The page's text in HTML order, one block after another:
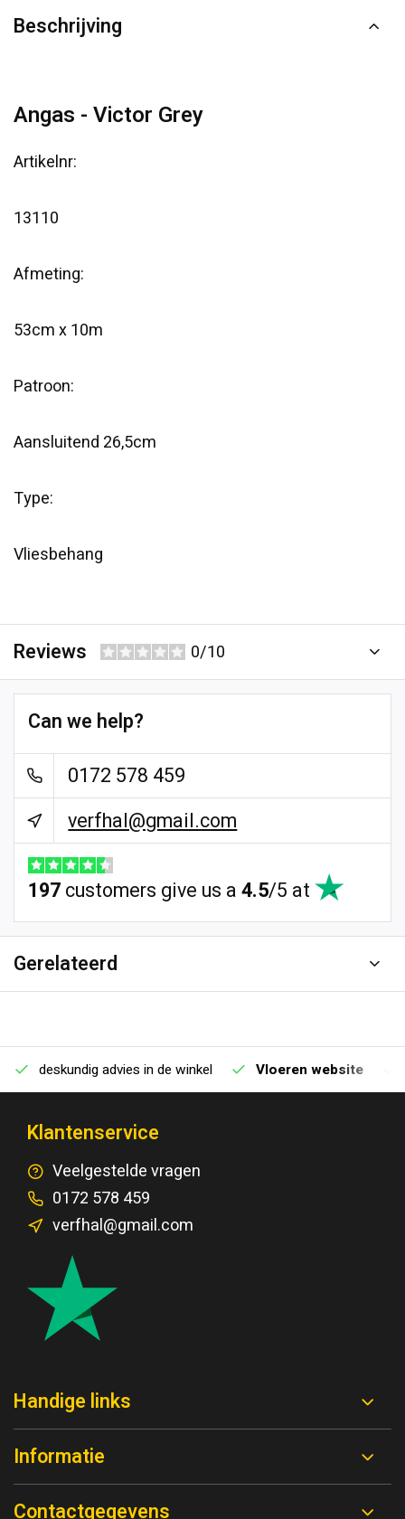
Beschrijving
Angas - Victor Grey
Artikelnr:
13110
Afmeting:
53cm x 10m
Patroon:
Aansluitend 26,5cm
Type:
Vliesbehang
Reviews 0/10
Can we help?
0172 578 459
verfhal@gmail.com
197customers give us a4.5/5 at
Gerelateerd
deskundig advies in de winkel Vloeren website
Klantenservice
Veelgestelde vragen
0172 578 459
verfhal@gmail.com
Handige links
Informatie
Contactgegevens